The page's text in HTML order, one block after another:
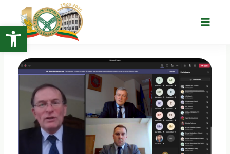
Open toolbar
turinio
Main